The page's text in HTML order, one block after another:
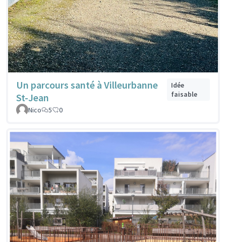
Un parcours santé à Villeurbanne
St-Jean
Idée
faisable
Nico
5 0